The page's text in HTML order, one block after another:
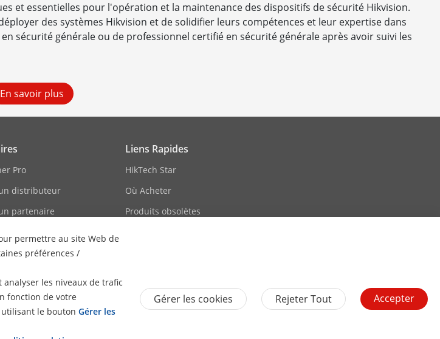
et essentielles pour l'opération et la maintenance des dispositifs de sécurité Hikvision.
des systèmes Hikvision et de solidifier leurs compétences et leur expertise dans
sécurité générale ou de professionnel certifié en sécurité générale après avoir suivi les
En savoir plus
permettre au site Web de
préférences /
les niveaux de trafic
fonction de votre
le bouton Gérer les
Gérer les cookies Rejeter Tout Accepter
Pro
distributeur
partenaire
partenaires
Embedded Open
de partenaire
Liens Rapides
HikTech Star
Où Acheter
Produits obsolètes